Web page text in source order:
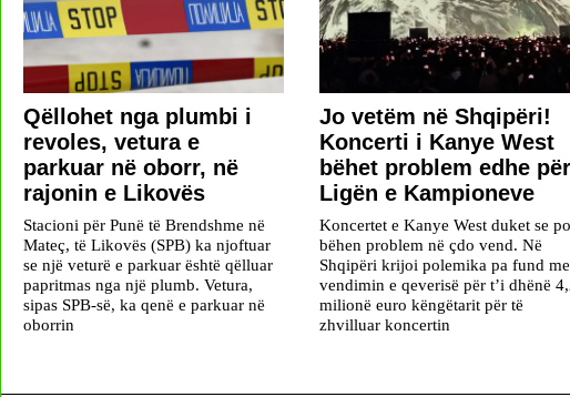
Qëllohet nga plumbi i
revoles, vetura e
parkuar në oborr, në
rajonin e Likovës
Stacioni për Punë të Brendshme në
Mateç, të Likovës (SPB) ka njoftuar
se një veturë e parkuar është qëlluar
papritmas nga një plumb. Vetura,
sipas SPB-së, ka qenë e parkuar në
oborrin
Jo vetëm në Shqipëri!
Koncerti i Kanye West
bëhet problem edhe për
Ligën e Kampioneve
Koncertet e Kanye West duket se po
bëhen problem në çdo vend. Në
Shqipëri krijoi polemika pa fund me
vendimin e qeverisë për t’i dhënë
milionë euro këngëtarit për të
zhvilluar koncertin